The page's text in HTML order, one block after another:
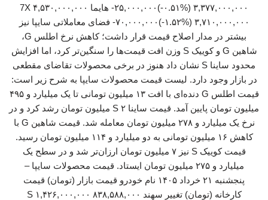
۳,۳۷۷,۰۰۰,۰۰۰ (‎-۰.۵۱%‏)‎-۲۵,۰۰۰,۰۰۰‏ هایما 7X ۴,۵۳۰,۰۰۰,۰۰۰
۳,۷۱۰,۰۰۰,۰۰۰ (‎-۱.۵۲%‏)‎-۷۰,۰۰۰,۰۰۰‏ فضای معاملاتی سایپا نیز
بیشتر در مدار اصلاح قیمت قرار داشت؛ کاهش نرخ اطلس G،
شاهین G و کوییک S وزن افت قیمت‌ها را سنگین‌تر کرد، اما افزایش
محدود ساینا S نشان داد هنوز در برخی محصولات تقاضای مقطعی
در بازار وجود دارد. لیست قیمت محصولات سایپا به شرح زیر است:
قیمت اطلس G دنده‌ای با افت ۱۳ میلیون تومانی تا یک میلیارد و ۴۹۵
میلیون تومان پایین آمد. قیمت ساینا S ۲ میلیون تومان رشد کرد و در
نرخ یک میلیارد و ۲۷۸ میلیون تومان معامله شد. قیمت شاهین G با
کاهش ۱۶ میلیون تومانی به دو میلیارد و ۱۱۴ میلیون تومان رسید.
قیمت کوییک S نیز ۷ میلیون تومان ارزان‌تر شد و در سطح یک
میلیارد و ۲۷۵ میلیون تومان ایستاد. قیمت محصولات سایپا –
پنجشنبه ۲۱ خرداد ۱۴۰۵ نام خودرو قیمت بازار (تومان) قیمت
کارخانه (تومان) تغییر سهند S ۱,۴۲۶,۰۰۰,۰۰۰ ۸۳۸,۵۸۸,۰۰۰